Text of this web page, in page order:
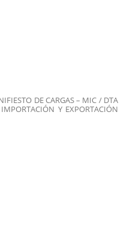
DE CARGAS – MIC / DTA
Y EXPORTACIÓN